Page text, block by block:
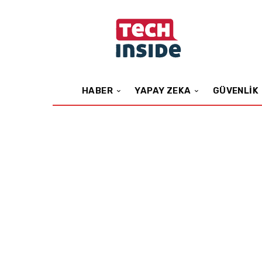
HABER YAPAY ZEKA GÜVENLIK